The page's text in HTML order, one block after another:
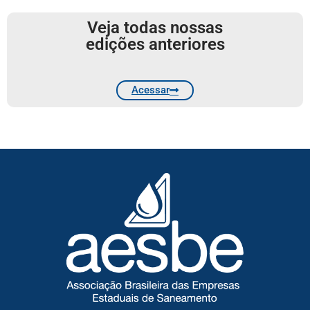
Veja todas nossas
edições anteriores
Acessar